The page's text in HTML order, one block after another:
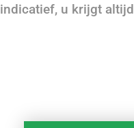
indicatief, u krijgt